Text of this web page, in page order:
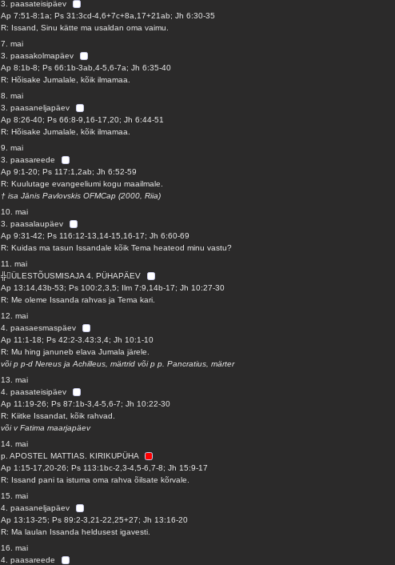
3. paasateisipäev
Ap 7:51-8:1a; Ps 31:3cd-4,6+7c+8a,17+21ab; Jh 6:30-35
R: Issand, Sinu kätte ma usaldan oma vaimu.
7. mai
3. paasakolmapäev
Ap 8:1b-8; Ps 66:1b-3ab,4-5,6-7a; Jh 6:35-40
R: Hõisake Jumalale, kõik ilmamaa.
8. mai
3. paasaneljapäev
Ap 8:26-40; Ps 66:8-9,16-17,20; Jh 6:44-51
R: Hõisake Jumalale, kõik ilmamaa.
9. mai
3. paasareede
Ap 9:1-20; Ps 117:1,2ab; Jh 6:52-59
R: Kuulutage evangeeliumi kogu maailmale.
† isa Jānis Pavlovskis OFMCap (2000, Riia)
10. mai
3. paasalaupäev
Ap 9:31-42; Ps 116:12-13,14-15,16-17; Jh 6:60-69
R: Kuidas ma tasun Issandale kõik Tema heateod minu vastu?
11. mai
╬ÜLESTÕUSMISAJA 4. PÜHAPÄEV
Ap 13:14,43b-53; Ps 100:2,3,5; Ilm 7:9,14b-17; Jh 10:27-30
R: Me oleme Issanda rahvas ja Tema kari.
12. mai
4. paasaesmaspäev
Ap 11:1-18; Ps 42:2-3.43:3,4; Jh 10:1-10
R: Mu hing januneb elava Jumala järele.
või p p-d Nereus ja Achilleus, märtrid või p p. Pancratius, märter
13. mai
4. paasateisipäev
Ap 11:19-26; Ps 87:1b-3,4-5,6-7; Jh 10:22-30
R: Kiitke Issandat, kõik rahvad.
või v Fatima maarjapäev
14. mai
p. APOSTEL MATTIAS. KIRIKUPÜHA
Ap 1:15-17,20-26; Ps 113:1bc-2,3-4,5-6,7-8; Jh 15:9-17
R: Issand pani ta istuma oma rahva õilsate kõrvale.
15. mai
4. paasaneljapäev
Ap 13:13-25; Ps 89:2-3,21-22,25+27; Jh 13:16-20
R: Ma laulan Issanda heldusest igavesti.
16. mai
4. paasareede